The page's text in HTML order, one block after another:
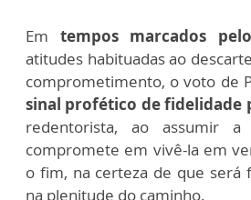
Em tempos marcados
atitudes habituadas ao
comprometimento, o voto de
sinal profético de fidelidade
redentorista, ao assumir a
compromete em vivê-la em
o fim, na certeza de que será
na plenitude do caminho.